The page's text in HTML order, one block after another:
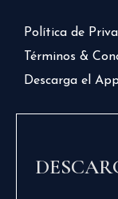
Política de
Términos &
Descarga el